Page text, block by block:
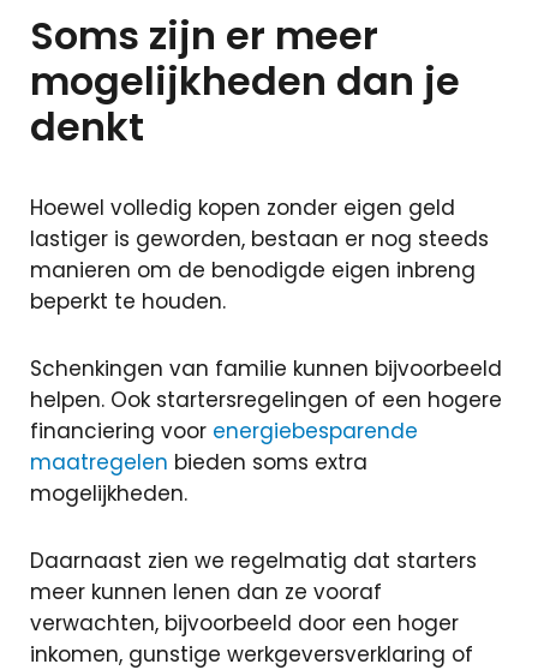
Soms zijn er meer
mogelijkheden dan je
denkt
Hoewel volledig kopen zonder eigen geld
lastiger is geworden, bestaan er nog steeds
manieren om de benodigde eigen inbreng
beperkt te houden.
Schenkingen van familie kunnen bijvoorbeeld
helpen. Ook startersregelingen of een hogere
financiering voor energiebesparende
maatregelen bieden soms extra
mogelijkheden.
Daarnaast zien we regelmatig dat starters
meer kunnen lenen dan ze vooraf
verwachten, bijvoorbeeld door een hoger
inkomen, gunstige werkgeversverklaring of